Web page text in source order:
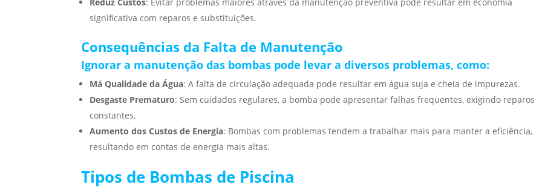
significativa com reparos e substituições.
Consequências da Falta de Manutenção
Ignorar a manutenção das bombas pode levar a diversos problemas, como:
Má Qualidade da Água: A falta de circulação adequada pode resultar em água suja e cheia de impurezas.
Desgaste Prematuro: Sem cuidados regulares, a bomba pode apresentar falhas frequentes, exigindo reparos
constantes.
Aumento dos Custos de Energia: Bombas com problemas tendem a trabalhar mais para manter a eficiência,
resultando em contas de energia mais altas.
Tipos de Bombas de Piscina